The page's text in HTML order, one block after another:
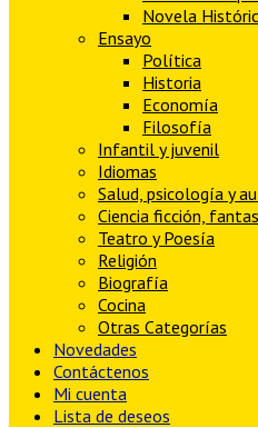
Novela
Ensayo
Política
Historia
Economía
Filosofía
Infantil y juvenil
Idiomas
Salud, psicología y
Ciencia ficción,
Teatro y Poesía
Religión
Biografía
Cocina
Otras Categorías
Novedades
Contáctenos
Mi cuenta
Lista de deseos